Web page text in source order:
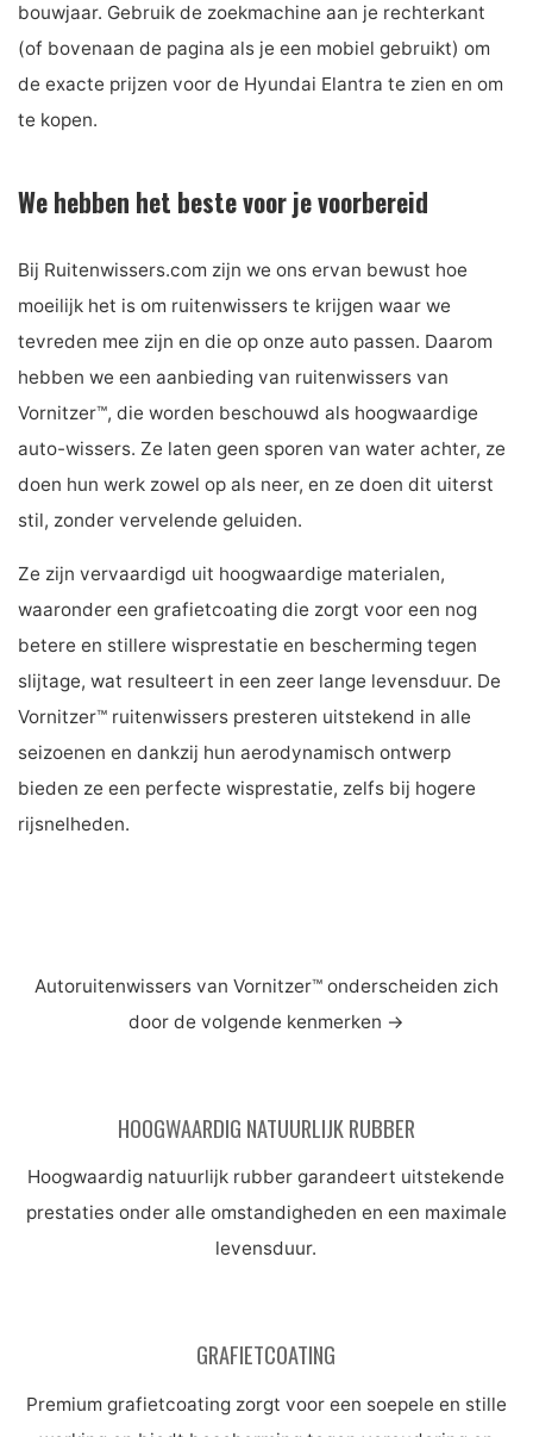
bouwjaar. Gebruik de zoekmachine aan je rechterkant
(of bovenaan de pagina als je een mobiel gebruikt) om
de exacte prijzen voor de Hyundai Elantra te zien en om
te kopen.
We hebben het beste voor je voorbereid
Bij Ruitenwissers.com zijn we ons ervan bewust hoe
moeilijk het is om ruitenwissers te krijgen waar we
tevreden mee zijn en die op onze auto passen. Daarom
hebben we een aanbieding van ruitenwissers van
Vornitzer™, die worden beschouwd als hoogwaardige
auto-wissers. Ze laten geen sporen van water achter, ze
doen hun werk zowel op als neer, en ze doen dit uiterst
stil, zonder vervelende geluiden.
Ze zijn vervaardigd uit hoogwaardige materialen,
waaronder een grafietcoating die zorgt voor een nog
betere en stillere wisprestatie en bescherming tegen
slijtage, wat resulteert in een zeer lange levensduur. De
Vornitzer™ ruitenwissers presteren uitstekend in alle
seizoenen en dankzij hun aerodynamisch ontwerp
bieden ze een perfecte wisprestatie, zelfs bij hogere
rijsnelheden.
Autoruitenwissers van Vornitzer™ onderscheiden zich
door de volgende kenmerken →
HOOGWAARDIG NATUURLIJK RUBBER
Hoogwaardig natuurlijk rubber garandeert uitstekende
prestaties onder alle omstandigheden en een maximale
levensduur.
GRAFIETCOATING
Premium grafietcoating zorgt voor een soepele en stille